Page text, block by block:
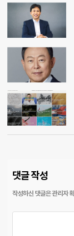
댓글 작성